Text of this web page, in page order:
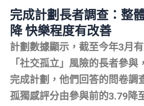
完成計劃長者調查：整
降 快樂程度有改善
計劃數據顯示，截至今年3月
「社交孤立」風險的長者參與
完成計劃，他們回答的問卷調
孤獨感評分由參與前的3.79降